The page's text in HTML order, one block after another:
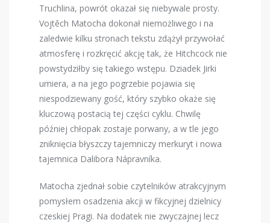
Truchlina, powrót okazał się niebywale prosty.
Vojtěch Matocha dokonał niemożliwego i na
zaledwie kilku stronach tekstu zdążył przywołać
atmosferę i rozkręcić akcję tak, że Hitchcock nie
powstydziłby się takiego wstępu. Dziadek Jirki
umiera, a na jego pogrzebie pojawia się
niespodziewany gość, który szybko okaże się
kluczową postacią tej części cyklu. Chwilę
później chłopak zostaje porwany, a w tle jego
zniknięcia błyszczy tajemniczy merkuryt i nowa
tajemnica Dalibora Nápravníka.
Matocha zjednał sobie czytelników atrakcyjnym
pomysłem osadzenia akcji w fikcyjnej dzielnicy
czeskiej Pragi. Na dodatek nie zwyczajnej lecz